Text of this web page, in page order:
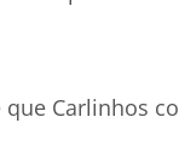
Carlinhos